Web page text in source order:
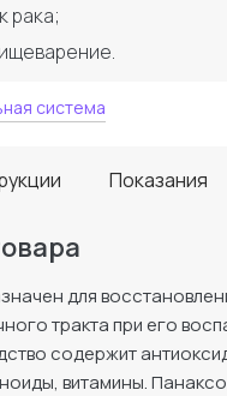
система
рака;
Показания
для
тракта при его
содержит
витамины.